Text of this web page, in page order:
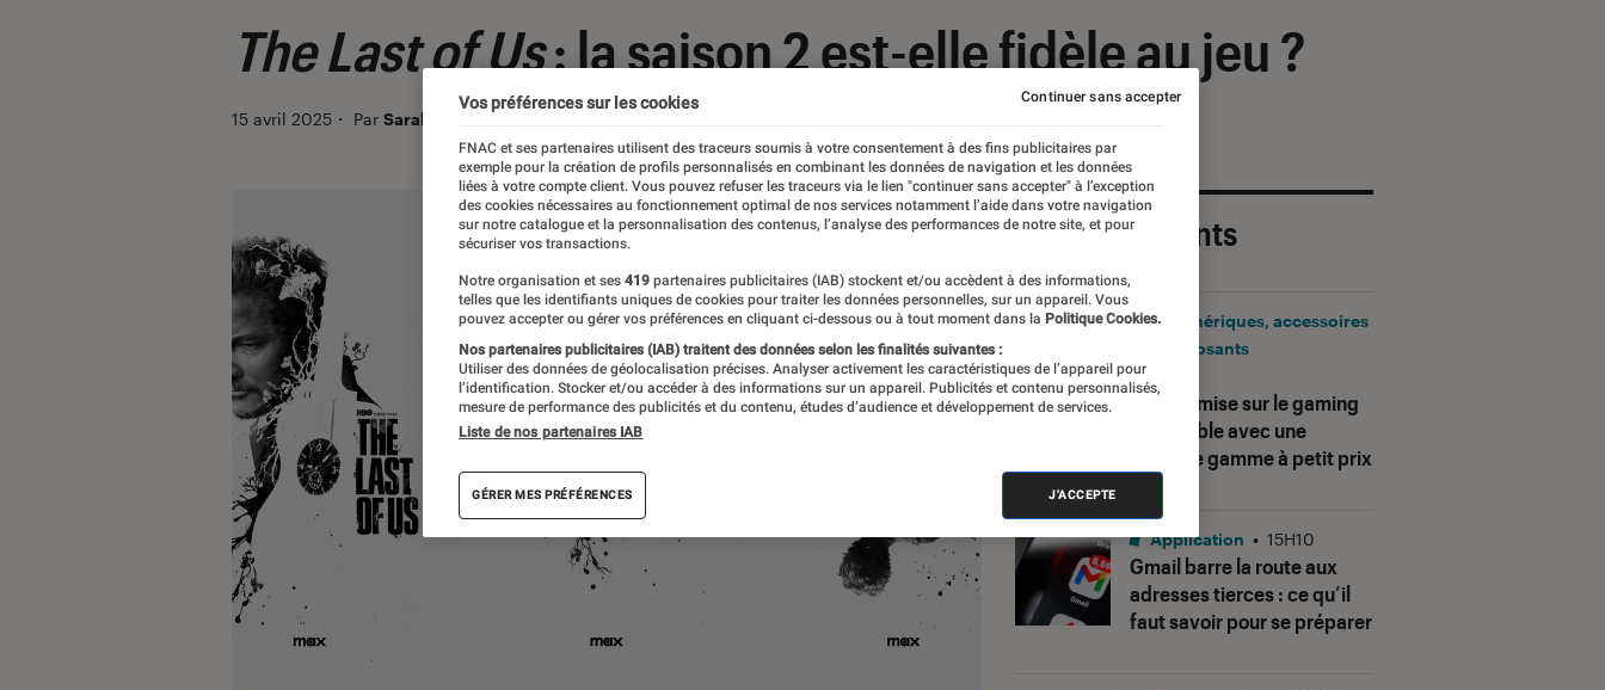
The Last of Us: la saison 2 est-elle fidèle au jeu ?
15 avril 2025 ・ Par Sarah Dupont
Les plus récents
Corsair mise sur le gaming
accessible avec une
nouvelle gamme à petit prix
Périphériques, accessoires
et composants
•
Gmail barre la route aux
adresses tierces : ce qu’il
faut savoir pour se préparer
Application • 15H10
Vos préférences sur les cookies
FNAC et ses partenaires utilisent des traceurs soumis à votre consentement à des fins publicitaires par
exemple pour la création de profils personnalisés en combinant les données de navigation et les données
liées à votre compte client. Vous pouvez refuser les traceurs via le lien "continuer sans accepter" à l’exception
des cookies nécessaires au fonctionnement optimal de nos services notamment l’aide dans votre navigation
sur notre catalogue et la personnalisation des contenus, l’analyse des performances de notre site, et pour
sécuriser vos transactions.
Notre organisation et ses 419 partenaires publicitaires (IAB) stockent et/ou accèdent à des informations,
telles que les identifiants uniques de cookies pour traiter les données personnelles, sur un appareil. Vous
pouvez accepter ou gérer vos préférences en cliquant ci-dessous ou à tout moment dans la Politique Cookies.
Nos partenaires publicitaires (IAB) traitent des données selon les finalités suivantes :
Utiliser des données de géolocalisation précises. Analyser activement les caractéristiques de l’appareil pour
l’identification. Stocker et/ou accéder à des informations sur un appareil. Publicités et contenu personnalisés,
mesure de performance des publicités et du contenu, études d’audience et développement de services.
Liste de nos partenaires IAB
GÉRER MES PRÉFÉRENCES J'ACCEPTE
Continuer sans accepter